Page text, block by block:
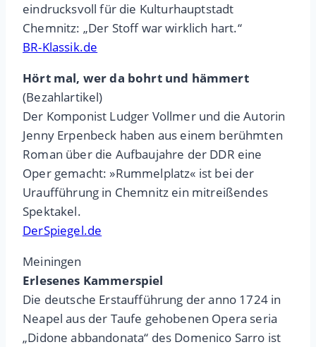
eindrucksvoll für die Kulturhauptstadt
Chemnitz: „Der Stoff war wirklich hart.“
BR-Klassik.de
Hört mal, wer da bohrt und hämmert
(Bezahlartikel)
Der Komponist Ludger Vollmer und die Autorin
Jenny Erpenbeck haben aus einem berühmten
Roman über die Aufbaujahre der DDR eine
Oper gemacht: »Rummelplatz« ist bei der
Uraufführung in Chemnitz ein mitreißendes
Spektakel.
DerSpiegel.de
Meiningen
Erlesenes Kammerspiel
Die deutsche Erstaufführung der anno 1724 in
Neapel aus der Taufe gehobenen Opera seria
„Didone abbandonata“ des Domenico Sarro ist